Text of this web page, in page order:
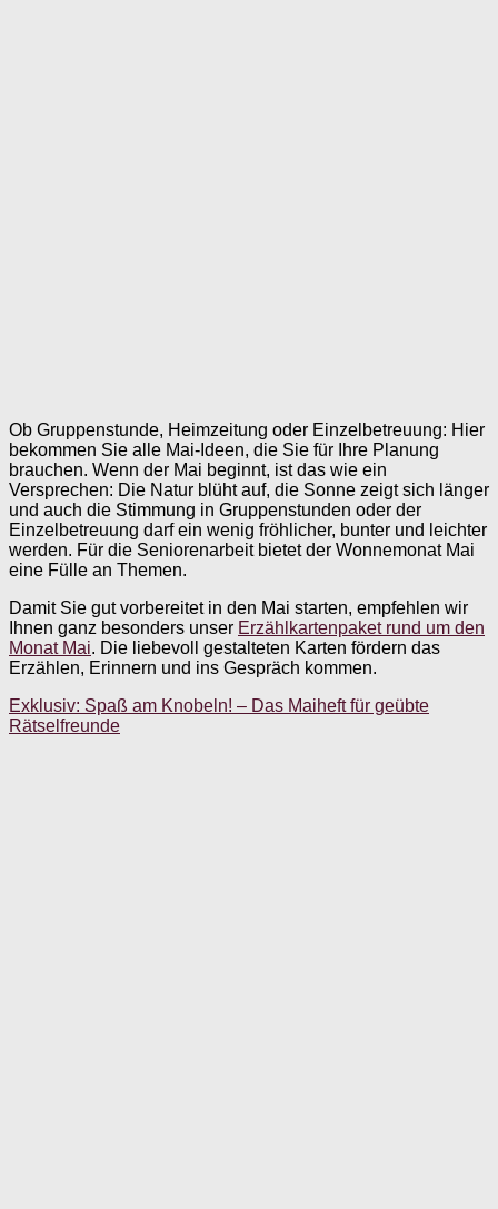
Ob Gruppenstunde, Heimzeitung oder Einzelbetreuung: Hier
bekommen Sie alle Mai-Ideen, die Sie für Ihre Planung
brauchen. Wenn der Mai beginnt, ist das wie ein
Versprechen: Die Natur blüht auf, die Sonne zeigt sich länger
und auch die Stimmung in Gruppenstunden oder der
Einzelbetreuung darf ein wenig fröhlicher, bunter und leichter
werden. Für die Seniorenarbeit bietet der Wonnemonat Mai
eine Fülle an Themen.
Damit Sie gut vorbereitet in den Mai starten, empfehlen wir
Ihnen ganz besonders unser Erzählkartenpaket rund um den
Monat Mai. Die liebevoll gestalteten Karten fördern das
Erzählen, Erinnern und ins Gespräch kommen.
Exklusiv: Spaß am Knobeln! – Das Maiheft für geübte
Rätselfreunde